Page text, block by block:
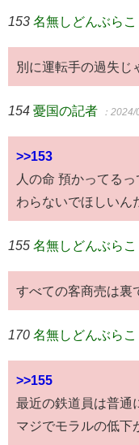
153 名無しどんぶらこ
別に運転手の過失じ
154 憂国の記者 ：
>>153
人の命 預かってる
わらないでほしいん
155 名無しどんぶらこ
すべての客商売は裏
170 名無しどんぶらこ
>>155
最近の鉄道員は普通
マジでモラルの低下